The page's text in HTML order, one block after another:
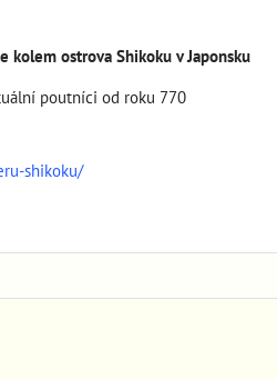
ostrova Shikoku v Japonsku
poutníci od roku 770
shikoku/